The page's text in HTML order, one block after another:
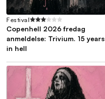
Festival
Copenhell 2026 fredag
anmeldelse: Trivium. 15 years
in hell